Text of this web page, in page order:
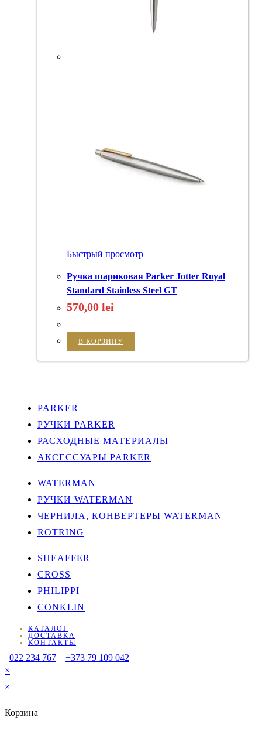
Быстрый просмотр
Ручка шариковая Parker Jotter Royal
Standard Stainless Steel GT
570,00 lei
В КОРЗИНУ
PARKER
РУЧКИ PARKER
РАСХОДНЫЕ МАТЕРИАЛЫ
АКСЕССУАРЫ PARKER
WATERMAN
РУЧКИ WATERMAN
ЧЕРНИЛА, КОНВЕРТЕРЫ WATERMAN
ROTRING
SHEAFFER
CROSS
PHILIPPI
CONKLIN
КАТАЛОГ
ДОСТАВКА
КОНТАКТЫ
022 234 767
+373 79 109 042
×
×
Корзина